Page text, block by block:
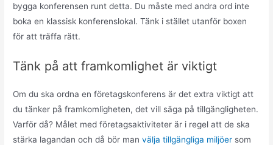
bygga konferensen runt detta. Du måste med andra ord inte
boka en klassisk konferenslokal. Tänk i stället utanför boxen
för att träffa rätt.
Tänk på att framkomlighet är viktigt
Om du ska ordna en företagskonferens är det extra viktigt att
du tänker på framkomligheten, det vill säga på tillgängligheten.
Varför då? Målet med företagsaktiviteter är i regel att de ska
stärka lagandan och då bör manvälja tillgängliga miljöer som